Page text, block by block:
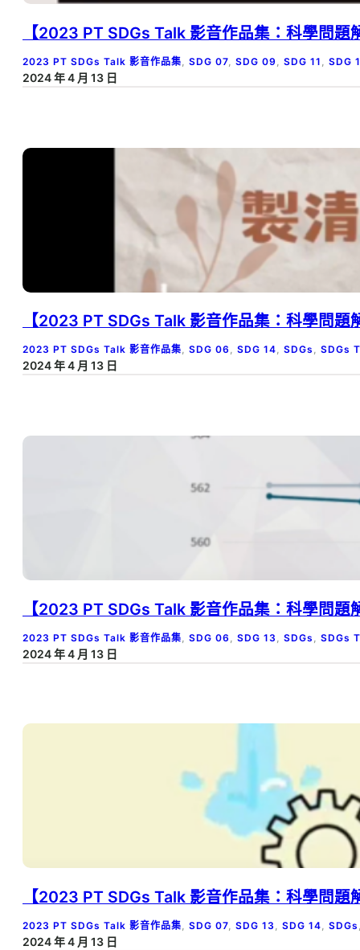
【2023 PT SDGs Talk 影音作品集：科學問
2023 PT SDGs Talk 影音作品集 SDG 07 SDG 09 SDG 11 SDG
2024 年 4 月 13 日
【2023 PT SDGs Talk 影音作品集：科學問
2023 PT SDGs Talk 影音作品集, SDG 06 , SDG 14, SDGs , SDGs
2024 年 4 月 13 日
【2023 PT SDGs Talk 影音作品集：科學問
2023 PT SDGs Talk 影音作品集 SDG 06 SDG 13 SDGs SDGs
2024 年 4 月 13 日
【2023 PT SDGs Talk 影音作品集：科學問
2023 PT SDGs Talk 影音作品集, SDG 07, SDG 13 , SDG 14, SDGs
2024 年 4 月 13 日